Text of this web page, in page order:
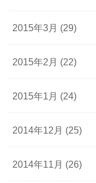
2015年3月 (29)
2015年2月 (22)
2015年1月 (24)
2014年12月 (25)
2014年11月 (26)